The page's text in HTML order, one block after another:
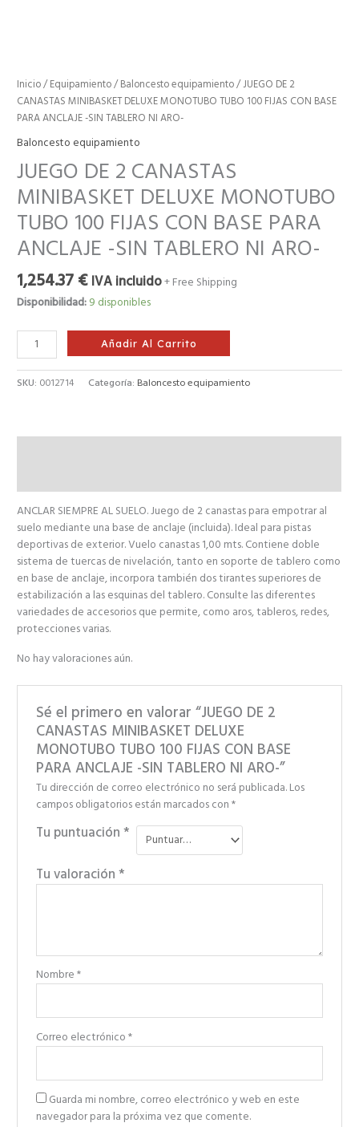
Inicio/Equipamiento/Baloncesto equipamiento/ JUEGO DE 2
CANASTAS MINIBASKET DELUXE MONOTUBO TUBO 100 FIJAS CON BASE
PARA ANCLAJE -SIN TABLERO NI ARO-
Baloncesto equipamiento
JUEGO DE 2 CANASTAS
MINIBASKET DELUXE MONOTUBO
TUBO 100 FIJAS CON BASE PARA
ANCLAJE -SIN TABLERO NI ARO-
1,254.37€ IVA incluido+ Free Shipping
Disponibilidad:9 disponibles
ANCLAJE
-
SIN
NI
ARO-
cantidad
Añadir Al Carrito
SKU: 0012714 Categoría: Baloncesto equipamiento
ANCLAR SIEMPRE AL SUELO. Juego de 2 canastas para empotrar al
suelo mediante una base de anclaje (incluida). Ideal para pistas
deportivas de exterior. Vuelo canastas 1,00 mts. Contiene doble
sistema de tuercas de nivelación, tanto en soporte de tablero como
en base de anclaje, incorpora también dos tirantes superiores de
estabilización a las esquinas del tablero. Consulte las diferentes
variedades de accesorios que permite, como aros, tableros, redes,
protecciones varias.
No hay valoraciones aún.
Sé el primero en valorar “JUEGO DE 2
CANASTAS MINIBASKET DELUXE
MONOTUBO TUBO 100 FIJAS CON BASE
PARA ANCLAJE -SIN TABLERO NI ARO-”
Tu dirección de correo electrónico no será publicada.Los
campos obligatorios están marcados con*
Tu puntuación*
Tu valoración*
Nombre*
Correo electrónico*
Guarda mi nombre, correo electrónico y web en este
navegador para la próxima vez que comente.